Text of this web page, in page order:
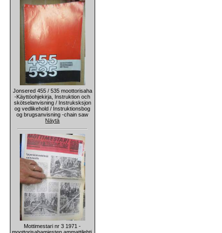
Jonsered 455 / 535 moottorisaha
-Käyttöohjekirja, Instruktion och
skötselanvisning / Instruksksjon
og vedlikehold / Instruktionsbog
og brugsanvisning -chain saw
Näytä
Mottimestari nr 3 1971 -